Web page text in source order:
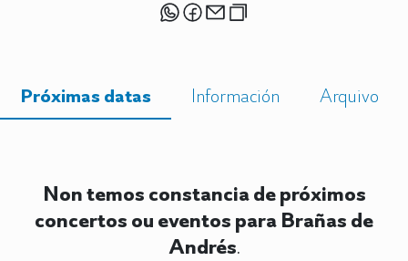
Próximas datas Información Arquivo
Non temos constancia de próximos
concertos ou eventos para Brañas de
Andrés.